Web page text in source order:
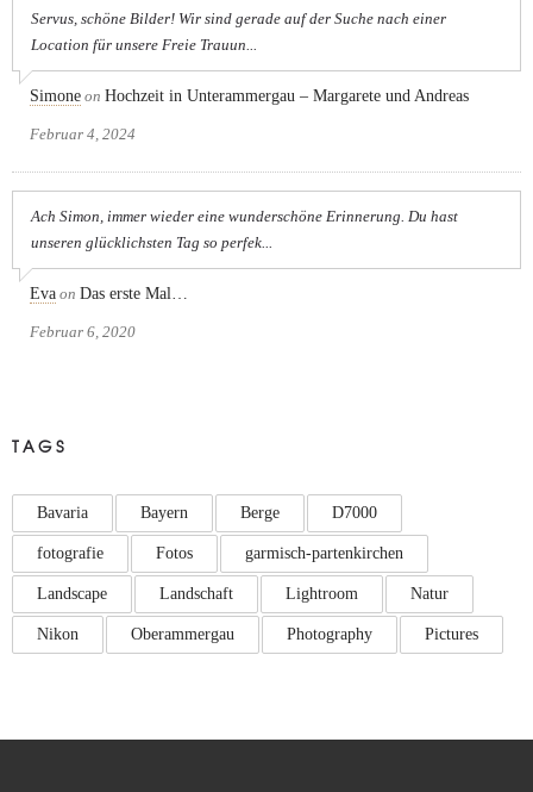
Servus, schöne Bilder! Wir sind gerade auf der Suche nach einer
Location für unsere Freie Trauun...
Simone on Hochzeit in Unterammergau – Margarete und Andreas
Februar 4, 2024
Ach Simon, immer wieder eine wunderschöne Erinnerung. Du hast
unseren glücklichsten Tag so perfek...
Eva on Das erste Mal…
Februar 6, 2020
TAGS
Bavaria Bayern Berge D7000
fotografie Fotos garmisch-partenkirchen
Landscape Landschaft Lightroom Natur
Nikon Oberammergau Photography Pictures